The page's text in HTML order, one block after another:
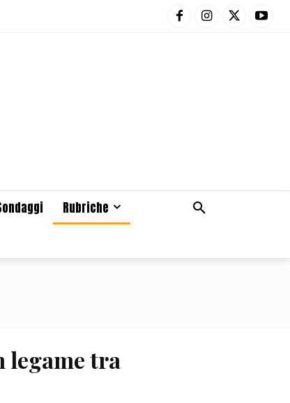
Rubriche
legame tra